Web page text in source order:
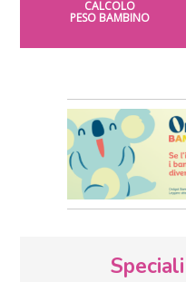
CALCOLO
PESO BAMBINO